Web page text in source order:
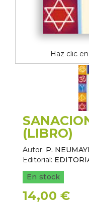
Haz clic
(LIBRO)
Autor: P.
Editorial:
En stock
14,00 €